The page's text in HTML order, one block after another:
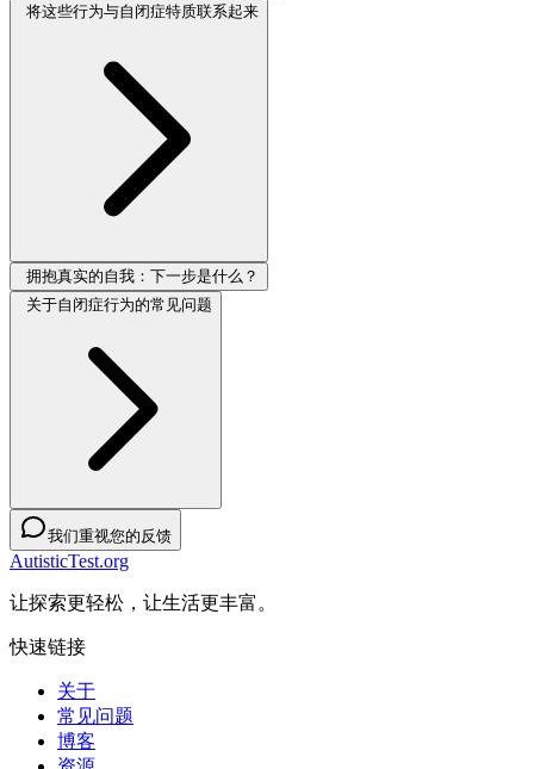
将这些行为与自闭症特质联系起来
拥抱真实的自我：下一步是什么？
关于自闭症行为的常见问题
我们重视您的反馈
AutisticTest.org
让探索更轻松，让生活更丰富。
快速链接
关于
常见问题
博客